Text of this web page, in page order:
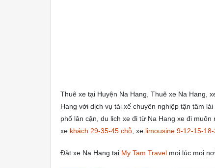
Thuê xe tại Huyện Na Hang, Thuê xe Na Hang,
Hang với dịch vụ tài xế chuyên nghiệp tận tâm
phố lân cận, du lich xe đi từ Na Hang xe đi
xe khách 29-35-45 chỗ , xe limousine 9-12-15-18-
Đặt xe Na Hang tại My Tam Travel mọi lúc mọi